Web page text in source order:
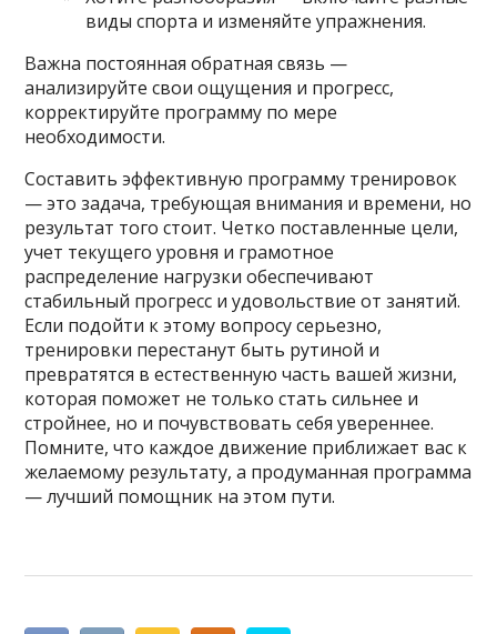
виды спорта и изменяйте упражнения.
Важна постоянная обратная связь —
анализируйте свои ощущения и прогресс,
корректируйте программу по мере
необходимости.
Составить эффективную программу тренировок
— это задача, требующая внимания и времени, но
результат того стоит. Четко поставленные цели,
учет текущего уровня и грамотное
распределение нагрузки обеспечивают
стабильный прогресс и удовольствие от занятий.
Если подойти к этому вопросу серьезно,
тренировки перестанут быть рутиной и
превратятся в естественную часть вашей жизни,
которая поможет не только стать сильнее и
стройнее, но и почувствовать себя увереннее.
Помните, что каждое движение приближает вас к
желаемому результату, а продуманная программа
— лучший помощник на этом пути.